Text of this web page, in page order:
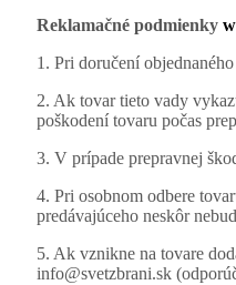
Reklamačné podmienky
1. Pri doručení
2. Ak tovar tieto vady
poškodení tovaru počas
3. V prípade prepravnej
4. Pri osobnom odbere
predávajúceho neskôr
5. Ak vznikne na tovare
info@svetzbrani.sk